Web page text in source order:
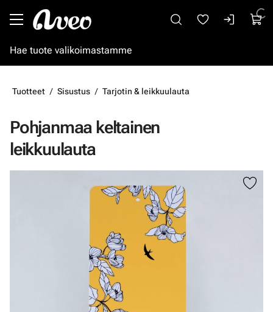
Tuotteet Sisustus Tarjotin & leikkuulauta
Pohjanmaa keltainen
leikkuulauta